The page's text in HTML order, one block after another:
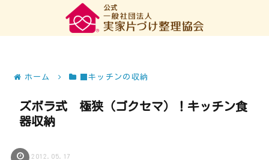
ホーム ■キッチンの収納
ズボラ式 極狭（ゴクセマ）！キッチン食
器収納
2012.05.17